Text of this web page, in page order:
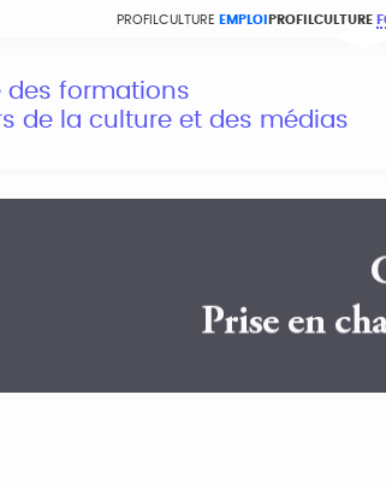
PROFILCULTURE EMPLOI PROFILCULTURE
des formations
de la culture et des médias